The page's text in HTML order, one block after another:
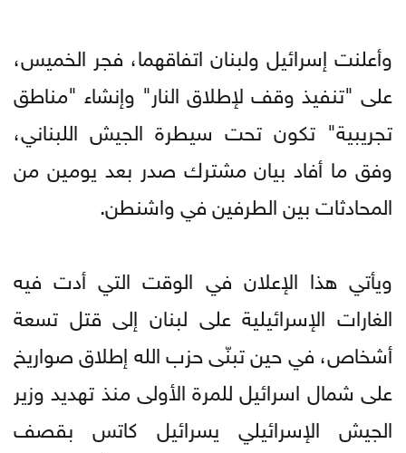
وأعلنت إسرائيل ولبنان اتفاقهما، فجر الخميس،
على "تنفيذ وقف لإطلاق النار" وإنشاء "مناطق
تجريبية" تكون تحت سيطرة الجيش اللبناني،
وفق ما أفاد بيان مشترك صدر بعد يومين من
المحادثات بين الطرفين في واشنطن.
ويأتي هذا الإعلان في الوقت التي أدت فيه
الغارات الإسرائيلية على لبنان إلى قتل تسعة
أشخاص، في حين تبنّى حزب الله إطلاق صواريخ
على شمال اسرائيل للمرة الأولى منذ تهديد وزير
الجيش الإسرائيلي يسرائيل كاتس بقصف